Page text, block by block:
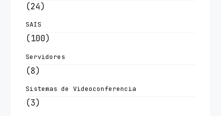
(24)
SAIS
(100)
Servidores
(8)
Sistemas de Videoconferencia
(3)